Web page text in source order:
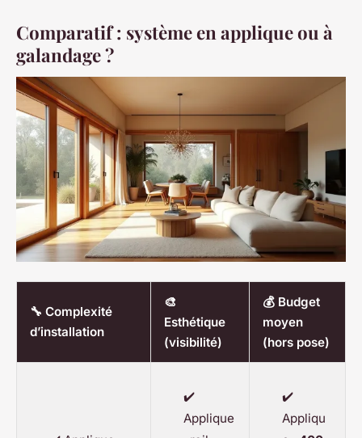
Comparatif : système en applique ou à
galandage ?
🔧 Complexité
d’installation
🎨
Esthétique
(visibilité)
💰 Budget
moyen
(hors pose)
✔️
Applique
✔️
Appliqu